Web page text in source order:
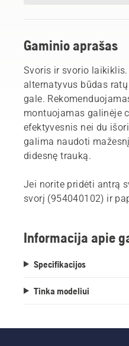
Gaminio aprašas
Svoris ir svorio
alternatyvus būdas
gale.
montuojamas galinėje
efektyvesnis nei du
galima naudoti
didesnę trauką.
Jei norite pridėti antrą
svorį (954040102) ir
serijos traktoriams
Informacija apie
Specifikacijos
Tinka modeliui